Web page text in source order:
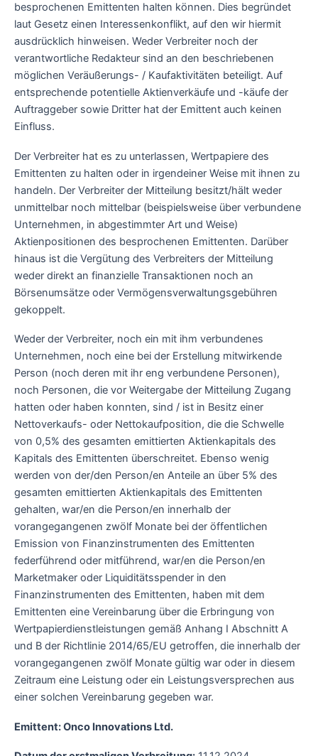
besprochenen Emittenten halten können. Dies begründet
laut Gesetz einen Interessenkonflikt, auf den wir hiermit
ausdrücklich hinweisen. Weder Verbreiter noch der
verantwortliche Redakteur sind an den beschriebenen
möglichen Veräußerungs- / Kaufaktivitäten beteiligt. Auf
entsprechende potentielle Aktienverkäufe und -käufe der
Auftraggeber sowie Dritter hat der Emittent auch keinen
Einfluss.
Der Verbreiter hat es zu unterlassen, Wertpapiere des
Emittenten zu halten oder in irgendeiner Weise mit ihnen zu
handeln. Der Verbreiter der Mitteilung besitzt/hält weder
unmittelbar noch mittelbar (beispielsweise über verbundene
Unternehmen, in abgestimmter Art und Weise)
Aktienpositionen des besprochenen Emittenten. Darüber
hinaus ist die Vergütung des Verbreiters der Mitteilung
weder direkt an finanzielle Transaktionen noch an
Börsenumsätze oder Vermögensverwaltungsgebühren
gekoppelt.
Weder der Verbreiter, noch ein mit ihm verbundenes
Unternehmen, noch eine bei der Erstellung mitwirkende
Person (noch deren mit ihr eng verbundene Personen),
noch Personen, die vor Weitergabe der Mitteilung Zugang
hatten oder haben konnten, sind / ist in Besitz einer
Nettoverkaufs- oder Nettokaufposition, die die Schwelle
von 0,5% des gesamten emittierten Aktienkapitals des
Kapitals des Emittenten überschreitet. Ebenso wenig
werden von der/den Person/en Anteile an über 5% des
gesamten emittierten Aktienkapitals des Emittenten
gehalten, war/en die Person/en innerhalb der
vorangegangenen zwölf Monate bei der öffentlichen
Emission von Finanzinstrumenten des Emittenten
federführend oder mitführend, war/en die Person/en
Marketmaker oder Liquiditätsspender in den
Finanzinstrumenten des Emittenten, haben mit dem
Emittenten eine Vereinbarung über die Erbringung von
Wertpapierdienstleistungen gemäß Anhang I Abschnitt A
und B der Richtlinie 2014/65/EU getroffen, die innerhalb der
vorangegangenen zwölf Monate gültig war oder in diesem
Zeitraum eine Leistung oder ein Leistungsversprechen aus
einer solchen Vereinbarung gegeben war.
Emittent: Onco Innovations Ltd.